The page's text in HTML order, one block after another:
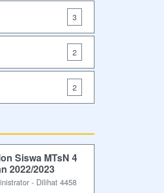
3
2
2
Siswa MTsN 4
2022/2023
- Dilihat 4458